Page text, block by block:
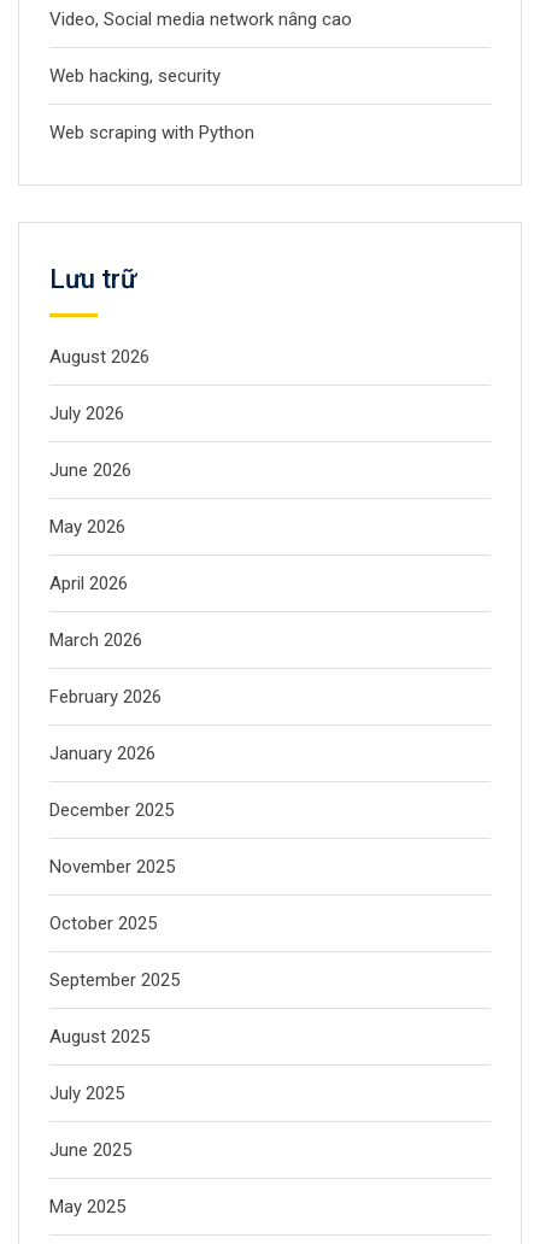
Video, Social media network nâng cao
Web hacking, security
Web scraping with Python
Lưu trữ
August 2026
July 2026
June 2026
May 2026
April 2026
March 2026
February 2026
January 2026
December 2025
November 2025
October 2025
September 2025
August 2025
July 2025
June 2025
May 2025